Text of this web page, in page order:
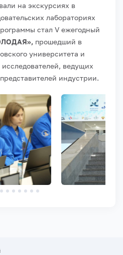
на экскурсиях в
лабораториях
стал V ежегодный
прошедший в
университета и
ведущих
индустрии.